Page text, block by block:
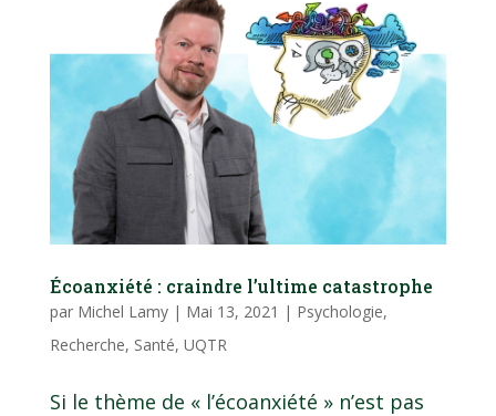
Écoanxiété : craindre l’ultime catastrophe
par Michel Lamy| Mai 13, 2021 | Psychologie,
Recherche, Santé, UQTR
Si le thème de « l’écoanxiété » n’est pas